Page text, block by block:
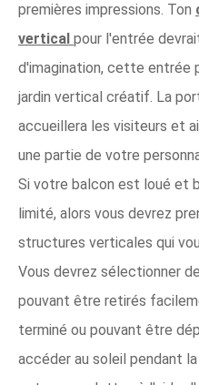
premières impressions. Ton
vertical pour l'entrée
d'imagination, cette entrée
jardin vertical créatif. La
accueillera les visiteurs et
une partie de votre
Si votre balcon est loué et
limité, alors vous devrez
structures verticales qui
Vous devrez sélectionner
pouvant être retirés
terminé ou pouvant être
accéder au soleil pendant